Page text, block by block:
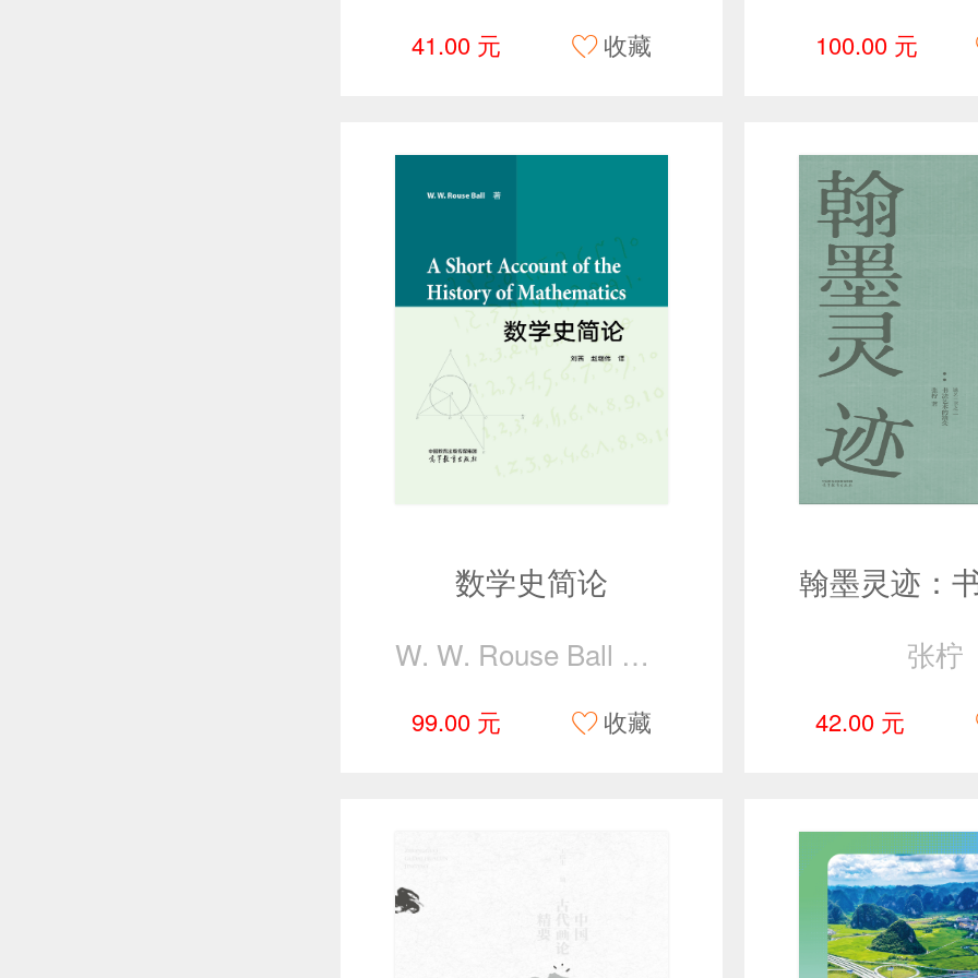
41.00 元 收藏 100.00 元
数学史简论
W. W. Rouse Ball 著，赵继伟、刘茜 译
99.00 元 收藏
张柠
42.00 元